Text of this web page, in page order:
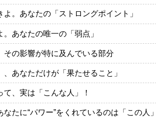
。あなたの「ストロングポイント」
あなたの唯一の「弱点」
その影響が特に及んでいる部分
あなただけが「果たせること」
、実は「こんな人」！
たに“パワー”をくれているのは「この人